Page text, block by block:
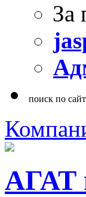
За
поиск по
АГАТ